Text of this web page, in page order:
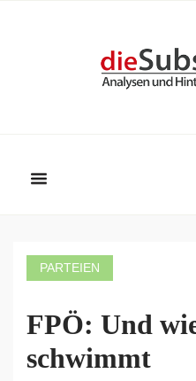
PARTEIEN
FPÖ: Und
schwimmt